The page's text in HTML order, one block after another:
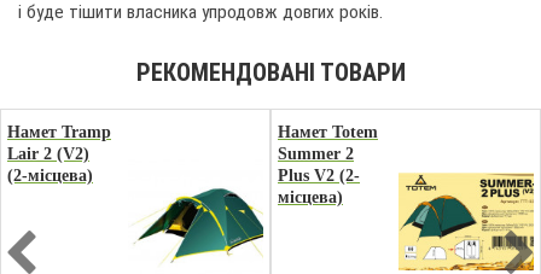
і буде тішити власника упродовж довгих років.
Намет Tramp
Lair 2 (V2)
(2-місцева)
Намет Totem
Summer 2
Plus V2 (2-
місцева)